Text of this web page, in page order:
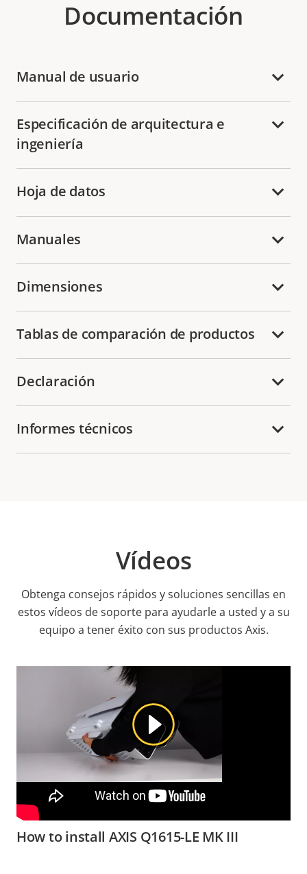
Documentación
Manual de usuario
Especificación de arquitectura e
ingeniería
Hoja de datos
Manuales
Dimensiones
Tablas de comparación de productos
Declaración
Informes técnicos
Vídeos
Obtenga consejos rápidos y soluciones sencillas en
estos vídeos de soporte para ayudarle a usted y a su
equipo a tener éxito con sus productos Axis.
How to install AXIS Q1615-LE MK III